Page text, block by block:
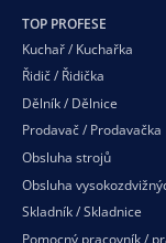
TOP PROFESE
Kuchař / Kuchařka
Řidič / Řidička
Dělník / Dělnice
Prodavač / Prodavačka
Obsluha strojů
Obsluha
Skladník / Skladnice
Pomocný pracovník /